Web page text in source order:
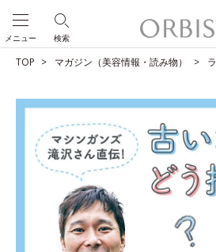
検索
メニュー
TOP マガジン（美容情報・読み物）